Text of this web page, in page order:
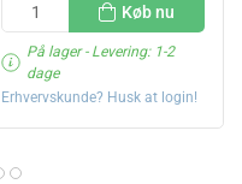
Køb nu
På lager- Levering: 1-2
dage
Erhvervskunde? Husk at login!